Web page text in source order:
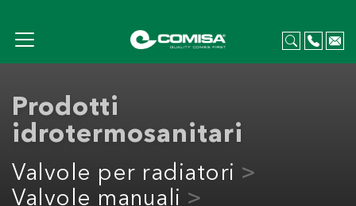
Prodotti
idrotermosanitari
Valvole per radiatori
Valvole manuali